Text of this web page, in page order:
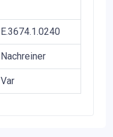
E.3674.1.0240
Nachreiner
Var